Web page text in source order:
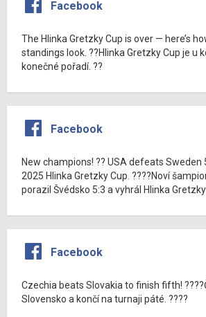
Facebook
The Hlinka Gretzky Cup is over — here’s
standings look. ??Hlinka Gretzky Cup je u
konečné pořadí. ??
Facebook
New champions! ?? USA defeats Sweden
2025 Hlinka Gretzky Cup. ????Noví
porazil Švédsko 5:3 a vyhrál Hlinka
Facebook
Czechia beats Slovakia to finish fifth!
Slovensko a končí na turnaji páté. ????